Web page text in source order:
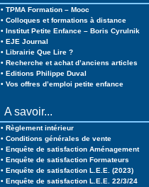
• TPMA Formation – Mooc
• Colloques et formations à distance
• Institut Petite Enfance – Boris Cyrulnik
• EJE Journal
• Librairie Que Lire ?
• Recherche et achat d’anciens articles
• Editions Philippe Duval
• Vos offres d’emploi petite enfance
A savoir...
• Règlement intérieur
• Conditions générales de vente
• Enquête de satisfaction Aménagement
• Enquête de satisfaction Formateurs
• Enquête de satisfaction L.E.E. (2023)
• Enquête de satisfaction L.E.E. 22/3/24